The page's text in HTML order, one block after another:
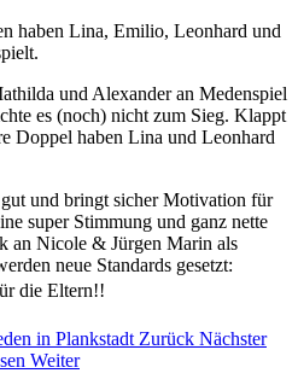
haben Lina, Emilio, Leonhard und
und Alexander an Medenspiel
es (noch) nicht zum Sieg. Klappt
Doppel haben Lina und Leonhard
und bringt sicher Motivation für
super Stimmung und ganz nette
an Nicole & Jürgen Marin als
neue Standards gesetzt:
die Eltern!!
in Plankstadt Zurück Nächster
Weiter